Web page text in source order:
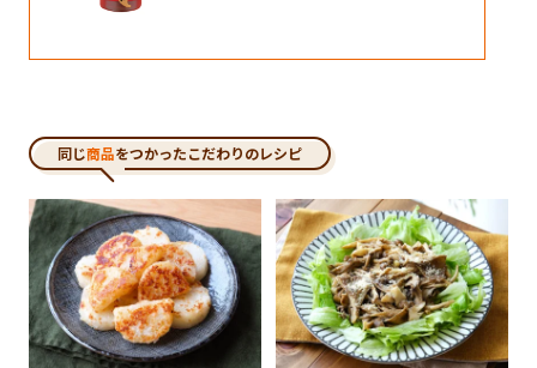
同じ商品をつかったこだわりのレシピ